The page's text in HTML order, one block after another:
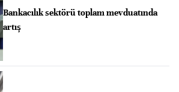
Bankacılık sektörü toplam mevduatında
artış